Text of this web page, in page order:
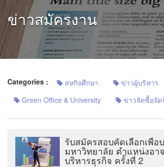
ข่าวสมัครงาน
Categories : สหกิจศึกษา ข่าวผู้บริหาร
Green Office & University
ข่าวจัดซื้อจัด
รับสมัครสอบคัดเลือกเพื่
มหาวิทยาลัย ตำแหน่งอา
บริหารธุรกิจ ครั้งที่ 2